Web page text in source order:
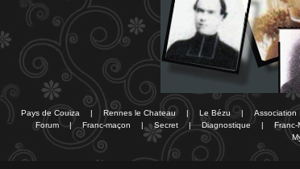
Pays de Couiza | Rennes le Chateau | Le Bézu | Association
Forum
| Franc-maçon | Secret | Diagnostique | Franc-